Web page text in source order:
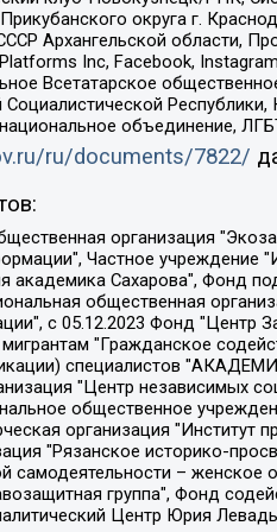
округа г.
Архангельской области,
Inc, Facebook,
Всетатарское
объединение,
ru/documents/7822/
помощи женщинам и детям, находящимся в кризисной ситуации "Информационно-методический центр "Анна", Фонд содействия развитию массовых коммуникаций и правовому просвещению "Так-так-Так", Фонд содействия устойчивому развитию "Серебряная тайга", Свердловский региональный общественный фонд социальных проектов "Новое время", "Idel.Реалии", Кавказ.Реалии, Крым.Реалии, Телеканал Настоящее Время, Татаро-башкирская служба Радио Свобода (Azatliq Radiosi), Радио Свободная Европа/Радио Свобода (PCE/PC), "Сибирь.Реалии", "Фактограф", Благотворительный фонд помощи осужденным и их семьям, Автономная некоммерческая организация "Институт глобализации и социальных движений", Фонд "В защиту прав заключенных", Частное учреждение "Центр поддержки и содействия развитию средств массовой информации", Пензенский региональный общественный благотворительный фонд "Гражданский союз", "Север.Реалии", Некоммерческая организация Фонд "Правовая инициатива", Общество с ограниченной ответственностью "Радио Свободная Европа/Радио Свобода", Чешское информационное агентство "MEDIUM-ORIENT", Красноярская региональная общественная организация "Мы против СПИДа", Камалягин Денис Николаевич, Маркелов Сергей Евгеньевич, Пономарев Лев Александрович, Савицкая Людмила Алексеевна, Автономная некоммерческая организация "Центр по работе с проблемой насилия "НАСИЛИЮ.НЕТ", Межрегиональный профессиональный союз работников здравоохранения "Альянс врачей", Юридическое лицо, зарегистрированное в Латвийской Республике, SIA "Medusa Project" (регистрационный номер 40103797863, дата регистрации 10.06.2014), Некоммерческая организация "Фонд по борьбе с коррупцией", Автономная некоммерческая организация "Институт права и публичной политики", Баданин Роман Сергеевич, Гликин Максим Александрович, Железнова Мария Михайловна, Лукьянова Юлия